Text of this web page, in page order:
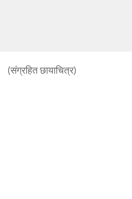
(संग्रहित छायाचित्र)